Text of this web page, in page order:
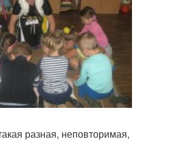
разная, неповторимая,